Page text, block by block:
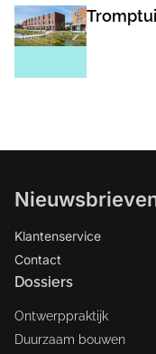
Klantenservice
Contact
Dossiers
Ontwerppraktijk
Duurzaam bouwen